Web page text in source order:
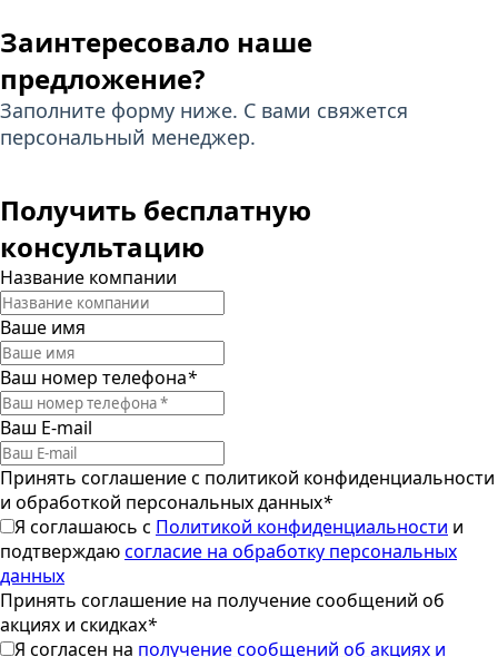
Заинтересовало наше
предложение?
Заполните форму ниже. С вами свяжется
персональный менеджер.
Получить бесплатную
консультацию
Название компании
Ваше имя
Ваш номер телефона*
Ваш E-mail
Принять соглашение с политикой конфиденциальности
и обработкой персональных данных*
Я соглашаюсь с Политикой конфиденциальности и
подтверждаюсогласие на обработку персональных
данных
Принять соглашение на получение сообщений об
акциях и скидках*
Я согласен на получение сообщений об акциях и